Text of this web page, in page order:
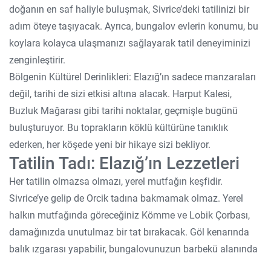
doğanın en saf haliyle buluşmak, Sivrice’deki tatilinizi bir
adım öteye taşıyacak. Ayrıca, bungalov evlerin konumu, bu
koylara kolayca ulaşmanızı sağlayarak tatil deneyiminizi
zenginleştirir.
Bölgenin Kültürel Derinlikleri: Elazığ’ın sadece manzaraları
değil, tarihi de sizi etkisi altına alacak. Harput Kalesi,
Buzluk Mağarası gibi tarihi noktalar, geçmişle bugünü
buluşturuyor. Bu toprakların köklü kültürüne tanıklık
ederken, her köşede yeni bir hikaye sizi bekliyor.
Tatilin Tadı: Elazığ’ın Lezzetleri
Her tatilin olmazsa olmazı, yerel mutfağın keşfidir.
Sivrice’ye gelip de Orcik tadına bakmamak olmaz. Yerel
halkın mutfağında göreceğiniz Kömme ve Lobik Çorbası,
damağınızda unutulmaz bir tat bırakacak. Göl kenarında
balık ızgarası yapabilir, bungalovunuzun barbekü alanında